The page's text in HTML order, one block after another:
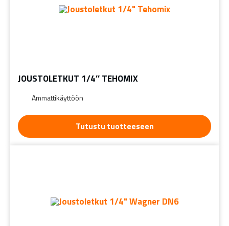
JOUSTOLETKUT 1/4″ TEHOMIX
Ammattikäyttöön
Tutustu tuotteeseen